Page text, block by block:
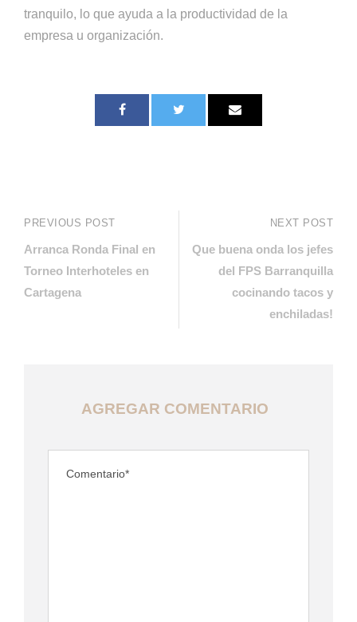
tranquilo, lo que ayuda a la productividad de la
empresa u organización.
PREVIOUS POST
Arranca Ronda Final en
Torneo Interhoteles en
Cartagena
NEXT POST
Que buena onda los jefes
del FPS Barranquilla
cocinando tacos y
enchiladas!
AGREGAR COMENTARIO